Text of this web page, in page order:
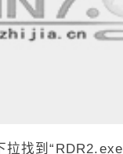
拉找到